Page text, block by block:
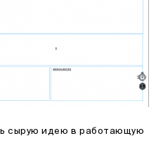
сырую идею в работающую